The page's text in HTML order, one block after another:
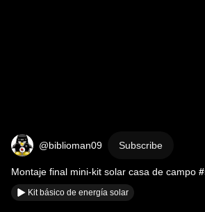
@biblioman09 Subscribe
Montaje final mini-kit solar casa de campo
Kit básico de energía solar